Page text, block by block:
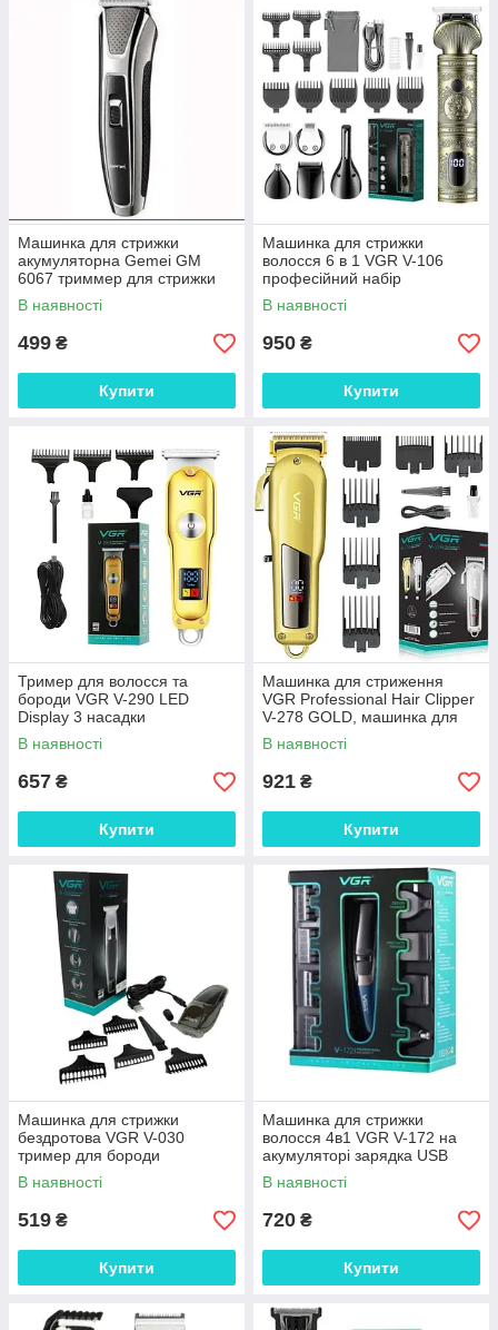
Машинка для стрижки
акумуляторна Gemei GM
6067 триммер для стрижки
акумуляторний
В наявності
499 ₴
Купити
Машинка для стрижки
волосся 6 в 1 VGR V-106
професійний набір
В наявності
950 ₴
Купити
Тример для волосся та
бороди VGR V-290 LED
Display 3 насадки
В наявності
657 ₴
Купити
Машинка для стриження
VGR Professional Hair Clipper
V-278 GOLD, машинка для
стриження волосся домашня
В наявності
921 ₴
Купити
Машинка для стрижки
бездротова VGR V-030
тример для бороди
В наявності
519 ₴
Купити
Машинка для стрижки
волосся 4в1 VGR V-172 на
акумуляторі зарядка USB
В наявності
720 ₴
Купити